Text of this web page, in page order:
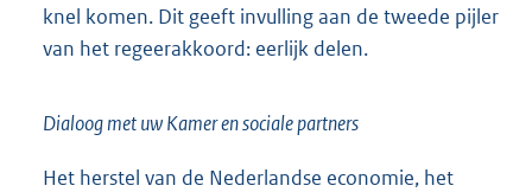
knel komen. Dit geeft invulling aan de tweede pijler
van het regeerakkoord: eerlijk delen.
Dialoog met uw Kamer en sociale partners
Het herstel van de Nederlandse economie, het